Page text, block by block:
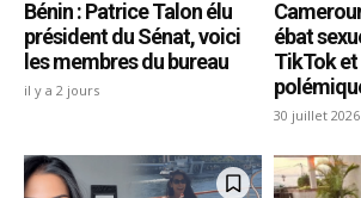
Bénin : Patrice Talon élu
président du Sénat, voici
les membres du bureau
il y a 2 jours
ébat
TikTok
30 juillet 2026